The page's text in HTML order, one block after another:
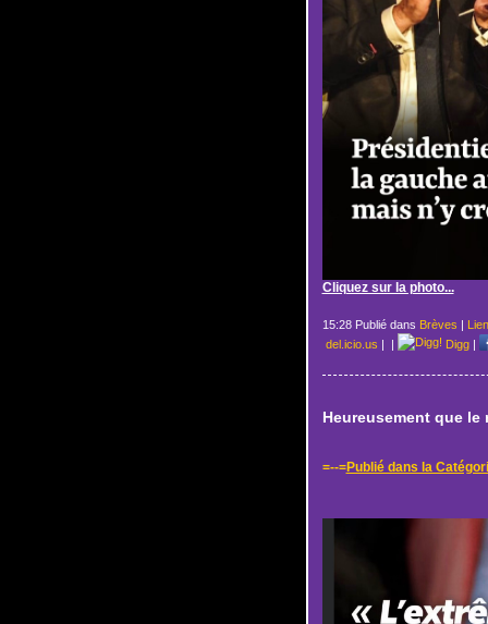
Cliquez sur la photo...
15:28 Publié dans Brèves |
del.icio.us | | Digg|
Heureusement que
=--=Publié dans la